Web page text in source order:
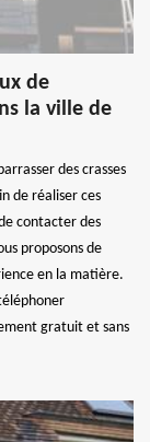
de
la ville de
des crasses
de réaliser ces
contacter des
proposons de
en la matière.
gratuit et sans